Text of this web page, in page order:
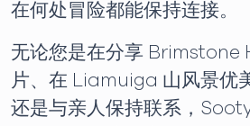
在何处冒险都能保持连接。
无论您是在分享 Brimstone
片、在 Liamuiga 山风景优
还是与亲人保持联系，